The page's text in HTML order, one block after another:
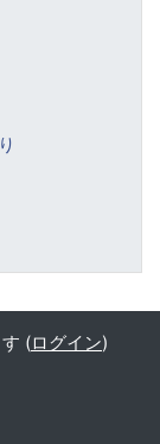
(ログイン)